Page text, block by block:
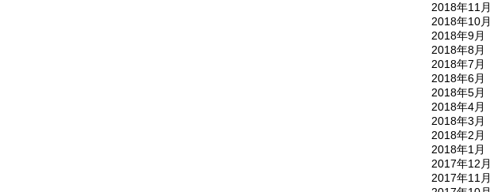
2018年11月
2018年10月
2018年9月
2018年8月
2018年7月
2018年6月
2018年5月
2018年4月
2018年3月
2018年2月
2018年1月
2017年12月
2017年11月